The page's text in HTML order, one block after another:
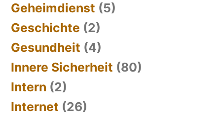
Geheimdienst (5)
Geschichte (2)
Gesundheit (4)
Innere Sicherheit (80)
Intern (2)
Internet (26)